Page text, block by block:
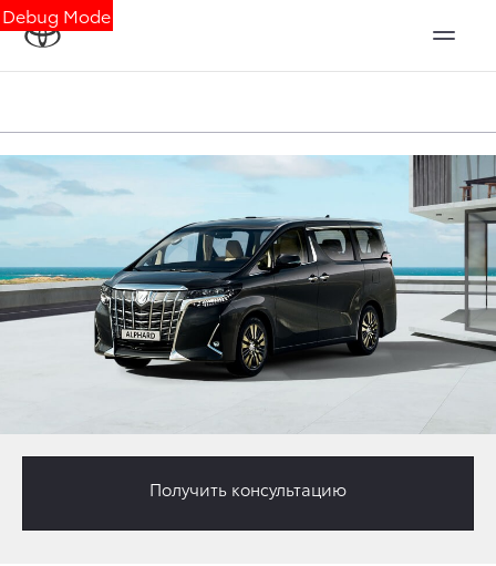
Debug Mode